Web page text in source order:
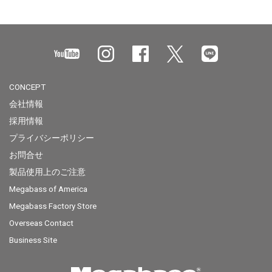
CONCEPT
会社情報
採用情報
プライバシーポリシー
お問合せ
製品使用上のご注意
Megabass of America
Megabass Factory Store
Overseas Contact
Business Site